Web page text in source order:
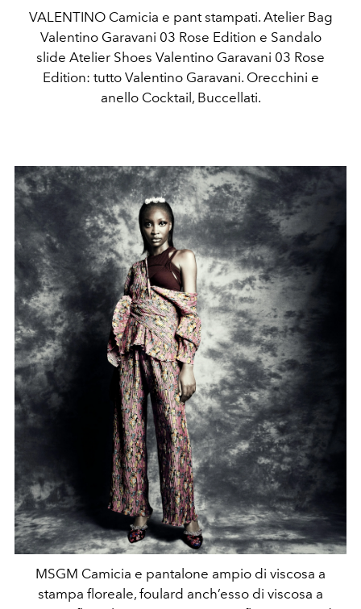
VALENTINO Camicia e pant stampati. Atelier Bag
Valentino Garavani 03 Rose Edition e Sandalo
slide Atelier Shoes Valentino Garavani 03 Rose
Edition: tutto Valentino Garavani. Orecchini e
anello Cocktail, Buccellati.
MSGM Camicia e pantalone ampio di viscosa a
stampa floreale, foulard anch’esso di viscosa a